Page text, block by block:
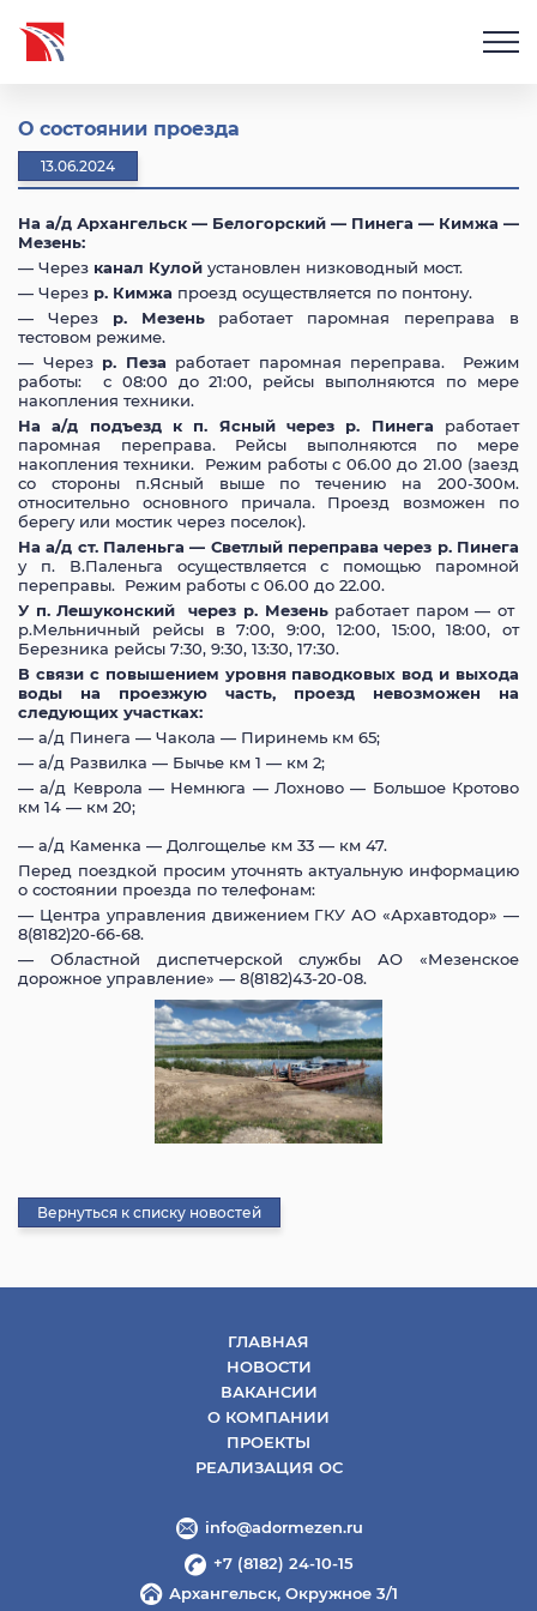
О состоянии проезда
13.06.2024
На а/д Архангельск — Белогорский — Пинега — Кимжа —
Мезень:
— Через канал Кулой установлен низководный мост.
— Через р. Кимжа проезд осуществляется по понтону.
— Через р. Мезеньработает паромная переправа в
тестовом режиме.
— Через р. Пеза работает паромная переправа. Режим
работы: с 08:00 до 21:00, рейсы выполняются по мере
накопления техники.
На а/д подъезд к п. Ясный через р. Пинега работает
паромная переправа. Рейсы выполняются по мере
накопления техники. Режим работы с 06.00 до 21.00 (заезд
со стороны п.Ясный выше по течению на 200-300м.
относительно основного причала. Проезд возможен по
берегу или мостик через поселок).
На а/д ст. Паленьга — Светлый переправа через р. Пинега
у п. В.Паленьга осуществляется с помощью паромной
переправы. Режим работы с 06.00 до 22.00.
У п. Лешуконский через р. Мезеньработает паром — от
р.Мельничный рейсы в 7:00, 9:00, 12:00, 15:00, 18:00, от
Березника рейсы 7:30, 9:30, 13:30, 17:30.
В связи с повышением уровня паводковых вод и выхода
воды на проезжую часть, проезд невозможен на
следующих участках:
— а/д Пинега — Чакола — Пиринемь км 65;
— а/д Развилка — Бычье км 1 — км 2;
— а/д Кеврола — Немнюга — Лохново — Большое Кротово
км 14 — км 20;
— а/д Каменка — Долгощелье км 33 — км 47.
Перед поездкой просим уточнять актуальную информацию
о состоянии проезда по телефонам:
— Центра управления движением ГКУ АО «Архавтодор» —
8(8182)20-66-68.
— Областной диспетчерской службы АО «Мезенское
дорожное управление» — 8(8182)43-20-08.
Вернуться к списку новостей
ГЛАВНАЯ
НОВОСТИ
ВАКАНСИИ
О КОМПАНИИ
ПРОЕКТЫ
РЕАЛИЗАЦИЯ ОС
info@adormezen.ru
+7 (8182) 24-10-15
Архангельск, Окружное 3/1